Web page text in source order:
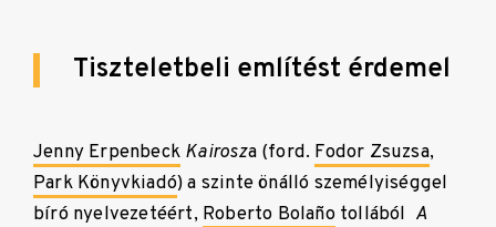
Tiszteletbeli említést érdemel
Jenny Erpenbeck Kairosza (ford. Fodor Zsuzsa,
Park Könyvkiadó) a szinte önálló személyiséggel
bíró nyelvezetéért, Roberto Bolañotollából A